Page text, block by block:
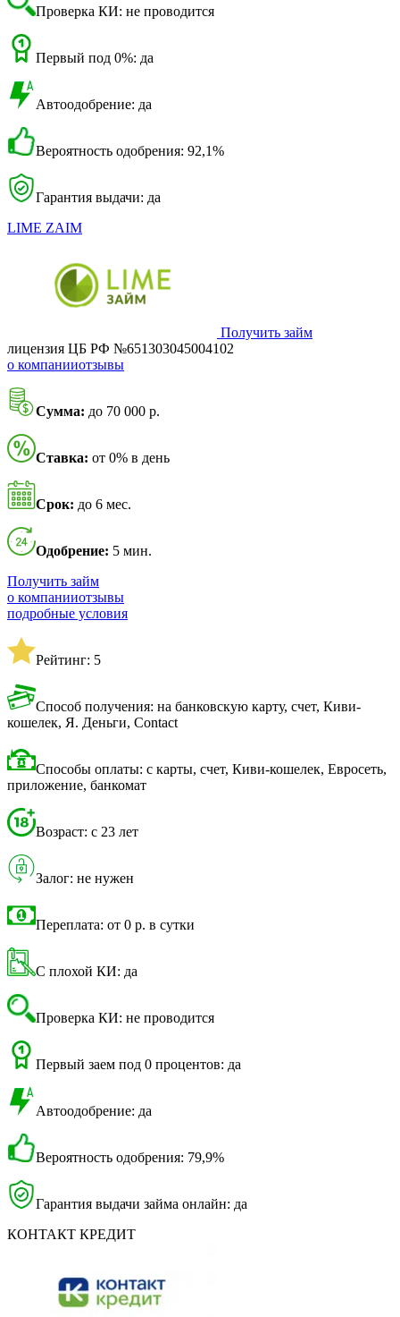
Проверка КИ: не проводится
Первый под 0%: да
Автоодобрение: да
Вероятность одобрения: 92,1%
Гарантия выдачи: да
LIME ZAIM
Получить займ
лицензия ЦБ РФ №651303045004102
о компанииотзывы
Сумма: до 70 000 р.
Ставка: от 0% в день
Срок: до 6 мес.
Одобрение: 5 мин.
Получить займ
о компанииотзывы
подробные условия
Рейтинг: 5
Способ получения: на банковскую карту, счет, Киви-
кошелек, Я. Деньги, Contact
Способы оплаты: с карты, счет, Киви-кошелек, Евросеть,
приложение, банкомат
Возраст: с 23 лет
Залог: не нужен
Переплата: от 0 р. в сутки
С плохой КИ: да
Проверка КИ: не проводится
Первый заем под 0 процентов: да
Автоодобрение: да
Вероятность одобрения: 79,9%
Гарантия выдачи займа онлайн: да
КОНТАКТ КРЕДИТ